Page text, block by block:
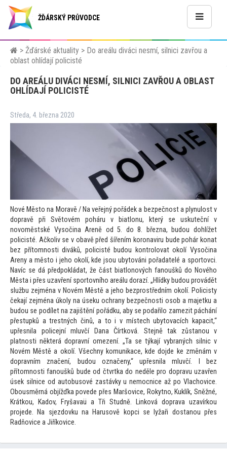
ŽĎÁRSKÝ PRŮVODCE
> Žďárské aktuality > Do areálu diváci nesmí, silnici zavřou a
oblast ohlídají policisté
DO AREÁLU DIVÁCI NESMÍ, SILNICI ZAVŘOU A OBLAST
OHLÍDAJÍ POLICISTÉ
Středa, 4. března 2020
Nové Město na Moravě / Na veřejný pořádek a bezpečnost a plynulost v
dopravě při Světovém poháru v biatlonu, který se uskuteční v
novoměstské Vysočina Areně od 5. do 8. března, budou dohlížet
policisté. Ačkoliv se v obavě před šířením koronaviru bude pohár konat
bez přítomnosti diváků, policisté budou kontrolovat okolí Vysočina
Areny a město i jeho okolí, kde jsou ubytováni pořadatelé a sportovci.
Navíc se dá předpokládat, že část biatlonových fanoušků do Nového
Města i přes uzavření sportovního areálu dorazí. „Hlídky budou provádět
službu zejména v Novém Městě a jeho bezprostředním okolí. Policisty
čekají zejména úkoly na úseku ochrany bezpečnosti osob a majetku a
budou se podílet na zajištění pořádku, aby se podařilo zamezit páchání
přestupků a trestných činů, a to i v místech ubytovacích kapacit,“
upřesnila policejní mluvčí Dana Čírtková. Stejně tak zůstanou v
platnosti některá dopravní omezení. „Ta se týkají vybraných silnic v
Novém Městě a okolí. Všechny komunikace, kde dojde ke změnám v
dopravním značení, budou označeny,“ upřesnila mluvčí. I bez
přítomnosti fanoušků bude od čtvrtka do neděle pro dopravu uzavřen
úsek silnice od autobusové zastávky u nemocnice až po Vlachovice.
Obousměrná objížďka povede přes Maršovice, Rokytno, Kuklík, Sněžné,
Krátkou, Kadov, Fryšavaü a Tři Studně. Linková doprava uzavírkou
projede. Na sjezdovku na Harusově kopci se lyžaři dostanou přes
Radňovice a Jiříkovice.